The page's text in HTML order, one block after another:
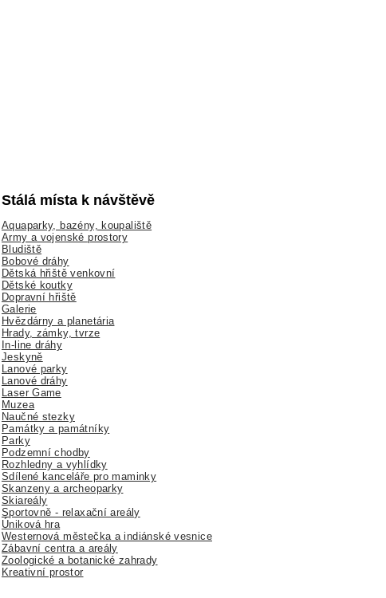
Stálá místa k návštěvě
Aquaparky, bazény, koupaliště
Army a vojenské prostory
Bludiště
Bobové dráhy
Dětská hřiště venkovní
Dětské koutky
Dopravní hřiště
Galerie
Hvězdárny a planetária
Hrady, zámky, tvrze
In-line dráhy
Jeskyně
Lanové parky
Lanové dráhy
Laser Game
Muzea
Naučné stezky
Památky a památníky
Parky
Podzemní chodby
Rozhledny a vyhlídky
Sdílené kanceláře pro maminky
Skanzeny a archeoparky
Skiareály
Sportovně - relaxační areály
Úniková hra
Westernová městečka a indiánské vesnice
Zábavní centra a areály
Zoologické a botanické zahrady
Kreativní prostor